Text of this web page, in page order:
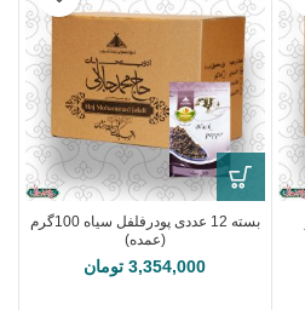
بسته 12 عددی پودرفلفل سیاه 100گرم
(عمده)
3,354,000 تومان